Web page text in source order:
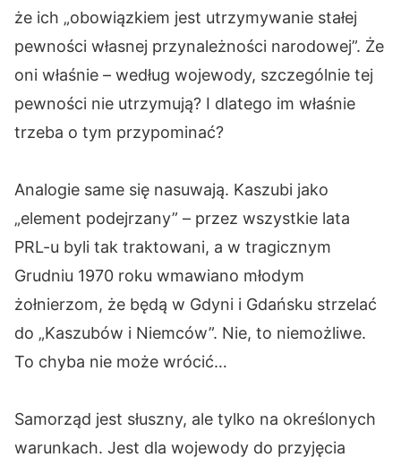
że ich „obowiązkiem jest utrzymywanie stałej
pewności własnej przynależności narodowej”. Że
oni właśnie – według wojewody, szczególnie tej
pewności nie utrzymują? I dlatego im właśnie
trzeba o tym przypominać?
Analogie same się nasuwają. Kaszubi jako
„element podejrzany” – przez wszystkie lata
PRL-u byli tak traktowani, a w tragicznym
Grudniu 1970 roku wmawiano młodym
żołnierzom, że będą w Gdyni i Gdańsku strzelać
do „Kaszubów i Niemców”. Nie, to niemożliwe.
To chyba nie może wrócić…
Samorząd jest słuszny, ale tylko na określonych
warunkach. Jest dla wojewody do przyjęcia